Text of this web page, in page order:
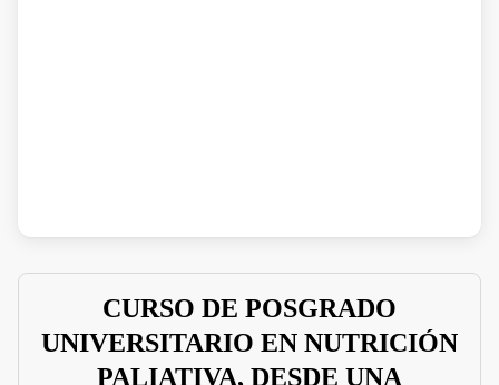
CURSO DE POSGRADO
UNIVERSITARIO EN NUTRICIÓN
PALIATIVA, DESDE UNA